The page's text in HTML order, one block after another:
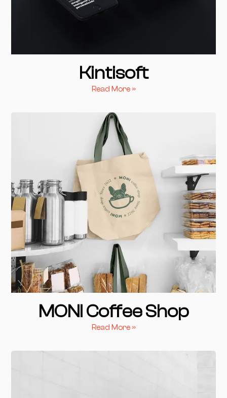
Kintisoft
Read More »
MONI Coffee Shop
Read More »